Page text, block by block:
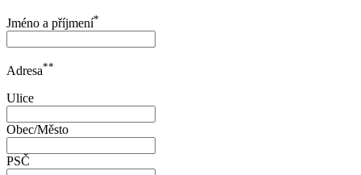
Jméno a příjmení*
Adresa**
Ulice
Obec/Město
PSČ